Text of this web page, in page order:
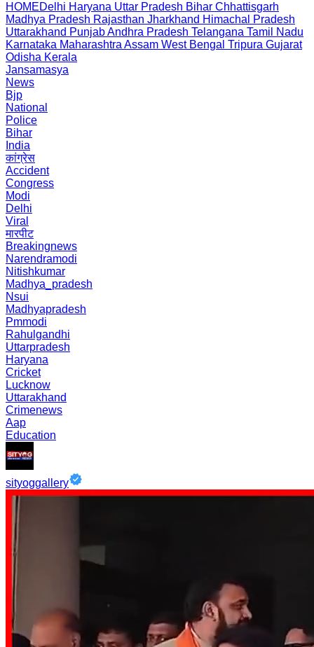
HOMEDelhi Haryana Uttar Pradesh Bihar Chhattisgarh
Madhya Pradesh Rajasthan Jharkhand Himachal Pradesh
Uttarakhand PunjabAndhra Pradesh Telangana Tamil Nadu
Karnataka Maharashtra Assam West Bengal Tripura Gujarat
Odisha Kerala
Jansamasya
News
Bjp
National
Police
Bihar
India
कांग्रेस
Accident
Congress
Modi
Delhi
Viral
मारपीट
Breakingnews
Narendramodi
Nitishkumar
Madhya_pradesh
Nsui
Madhyapradesh
Pmmodi
Rahulgandhi
Uttarpradesh
Haryana
Cricket
Lucknow
Uttarakhand
Crimenews
Aap
Education
sityoggallery